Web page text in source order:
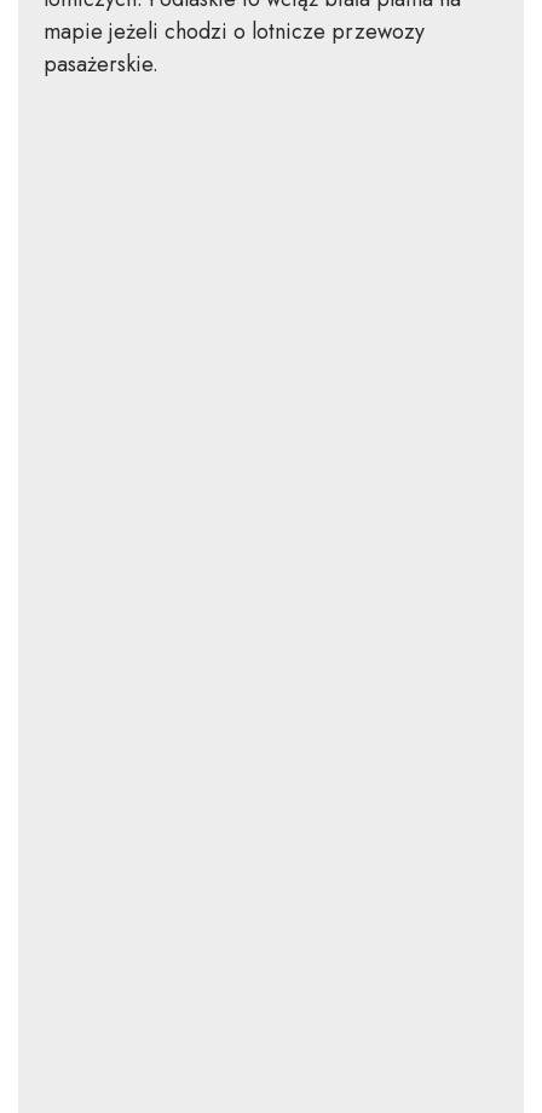
mapie jeżeli chodzi o lotnicze przewozy
pasażerskie.